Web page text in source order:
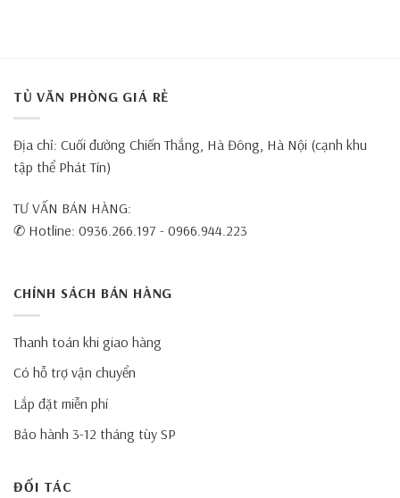
TỦ VĂN PHÒNG GIÁ RẺ
Địa chỉ: Cuối đường Chiến Thắng, Hà Đông, Hà Nội (cạnh khu
tập thể Phát Tín)
TƯ VẤN BÁN HÀNG:
✆ Hotline: 0936.266.197 - 0966.944.223
CHÍNH SÁCH BÁN HÀNG
Thanh toán khi giao hàng
Có hỗ trợ vận chuyển
Lắp đặt miễn phí
Bảo hành 3-12 tháng tùy SP
ĐỐI TÁC